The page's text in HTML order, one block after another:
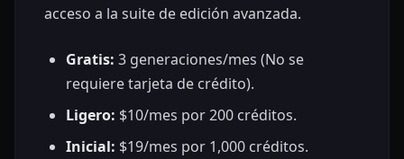
acceso a la suite de edición avanzada.
Gratis: 3 generaciones/mes (No se
requiere tarjeta de crédito).
Ligero: $10/mes por 200 créditos.
Inicial: $19/mes por 1,000 créditos.